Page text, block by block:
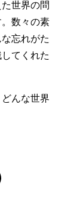
世界の問
数々の素
忘れがた
てくれた
んな世界